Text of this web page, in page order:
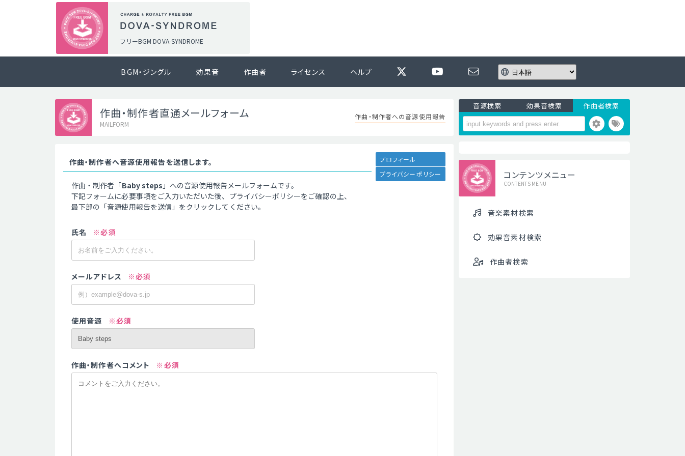
フリーBGM DOVA-SYNDROME
BGM・ジングル 効果音 作曲者 ライセンス ヘルプ
作曲・制作者直通メールフォーム
MAILFORM
作曲・制作者への音源使用報告
作曲・制作者へ音源使用報告を送信します。
プロフィール
プライバシーポリシー
作曲・制作者「Baby steps 」への音源使用報告メールフォームです。
下記フォームに必要事項をご入力いただいた後、プライバシーポリシーをご確認の上、
最下部の「音源使用報告を送信」をクリックしてください。
氏名 ※必須
メールアドレス ※必須
使用音源 ※必須
作曲・制作者へコメント ※必須
音源検索 効果音検索 作曲者検索
コンテンツメニュー
CONTENTS MENU
音楽素材検索
効果音素材検索
作曲者検索